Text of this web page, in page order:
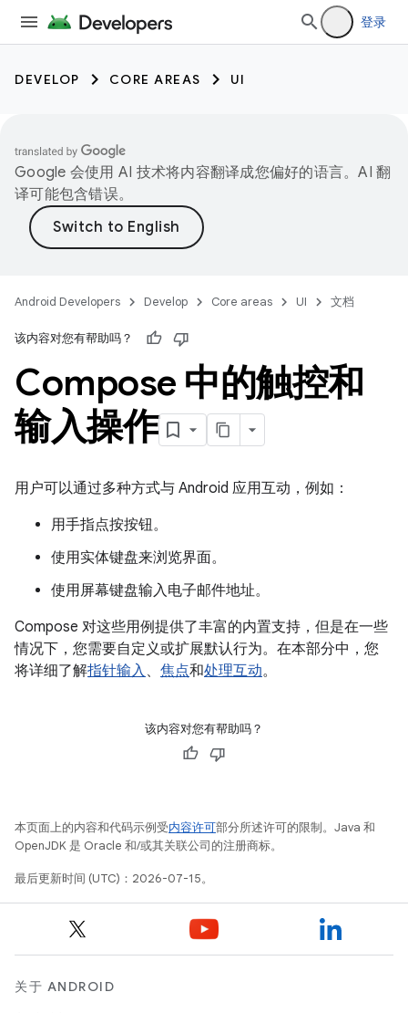
登录
DEVELOP CORE AREAS UI
Google 会使用 AI 技术将内容翻译成您偏好的语言。AI 翻
译可能包含错误。
Android Developers Develop Core areas UI 文档
该内容对您有帮助吗？
Compose 中的触控和
输入操作
用户可以通过多种方式与 Android 应用互动，例如：
用手指点按按钮。
使用实体键盘来浏览界面。
使用屏幕键盘输入电子邮件地址。
Compose 对这些用例提供了丰富的内置支持，但是在一些
情况下，您需要自定义或扩展默认行为。在本部分中，您
将详细了解指针输入、 焦点和处理互动。
该内容对您有帮助吗？
本页面上的内容和代码示例受内容许可部分所述许可的限制。Java 和
OpenJDK 是 Oracle 和/或其关联公司的注册商标。
最后更新时间 (UTC)：2026-07-15。
关于 ANDROID